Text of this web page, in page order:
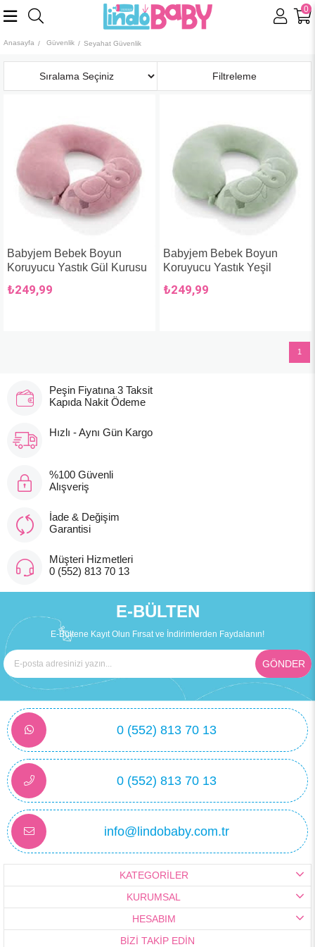
0
Anasayfa Güvenlik Seyahat Güvenlik
Filtreleme
Sıralama
Babyjem Bebek Boyun
Koruyucu Yastık Gül Kurusu
₺249,99
Babyjem Bebek Boyun
Koruyucu Yastık Yeşil
₺249,99
1
Peşin Fiyatına 3 Taksit
Kapıda Nakit Ödeme
Hızlı - Aynı Gün Kargo
%100 Güvenli
Alışveriş
İade & Değişim
Garantisi
Müşteri Hizmetleri
0 (552) 813 70 13
E-BÜLTEN
E-Bültene Kayıt Olun Fırsat ve İndirimlerden Faydalanın!
GÖNDER
0 (552) 813 70 13
0 (552) 813 70 13
info@lindobaby.com.tr
KATEGORİLER
KURUMSAL
HESABIM
BİZİ TAKİP EDİN